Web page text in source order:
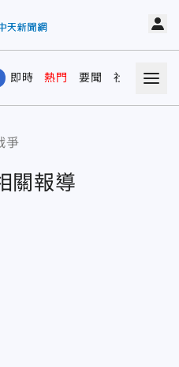
即時 熱門 要聞 社會 娛樂
爭
關報導